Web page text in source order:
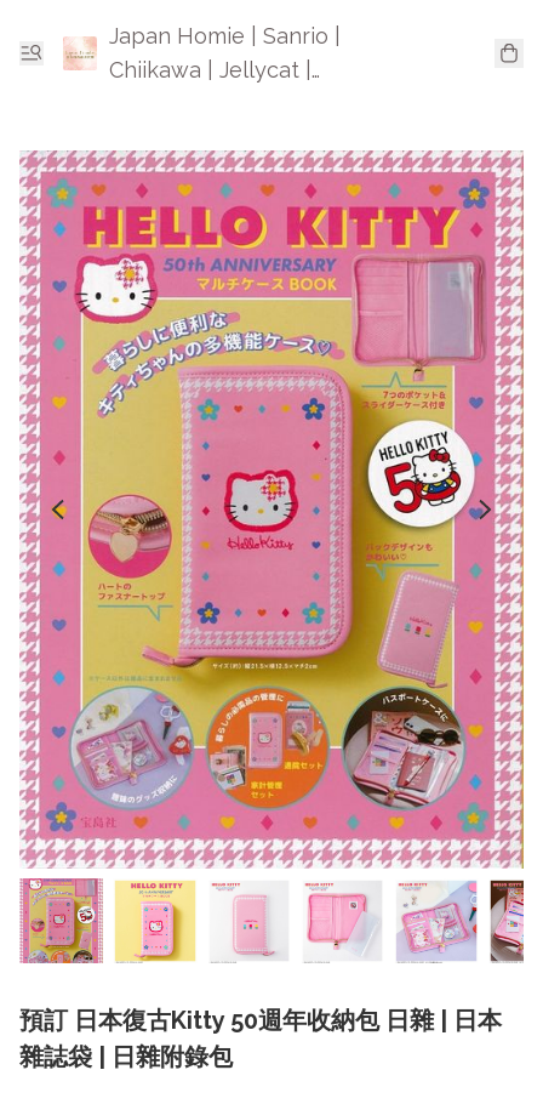
Japan Homie | Sanrio |
Chiikawa | Jellycat |
預訂 日本復古Kitty 50週年收納包 日雜 | 日本
雜誌袋 | 日雜附錄包